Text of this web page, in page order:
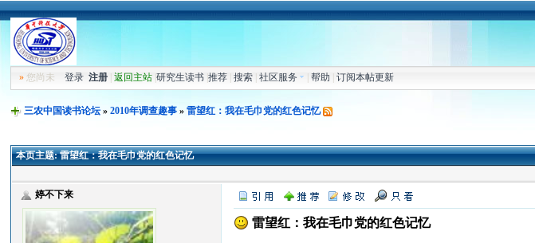
» 您尚未登录 注册 |返回主站 |研究生读书 |推荐 |搜索 |社区服务 |帮助 |订阅本帖更新
三农中国读书论坛»2010年调查趣事 »雷望红：我在毛巾党的红色记忆
本页主题:雷望红：我在毛巾党的红色记忆
婷不下来
雷望红：我在毛巾党的红色记忆